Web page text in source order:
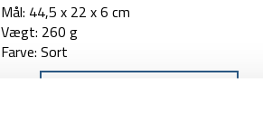
Mål: 44,5 x 22 x 6 cm
Vægt: 260 g
Farve: Sort